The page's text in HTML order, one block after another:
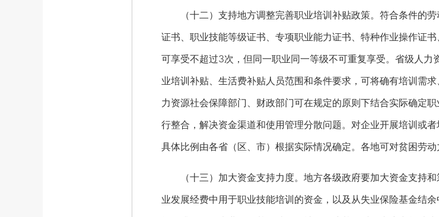
（十二）支持地方调整完善职业培训补贴政策。符合条件的劳
证书、职业技能等级证书、专项职业能力证书、特种作业操作证
可享受不超过3次，但同一职业同一等级不可重复享受。省级人
业培训补贴、生活费补贴人员范围和条件要求，可将确有培训需
力资源社会保障部门、财政部门可在规定的原则下结合实际确定
行整合，解决资金渠道和使用管理分散问题。对企业开展培训或
具体比例由各省（区、市）根据实际情况确定。各地可对贫困劳
（十三）加大资金支持力度。地方各级政府要加大资金支持和
业发展经费中用于职业技能培训的资金，以及从失业保险基金结